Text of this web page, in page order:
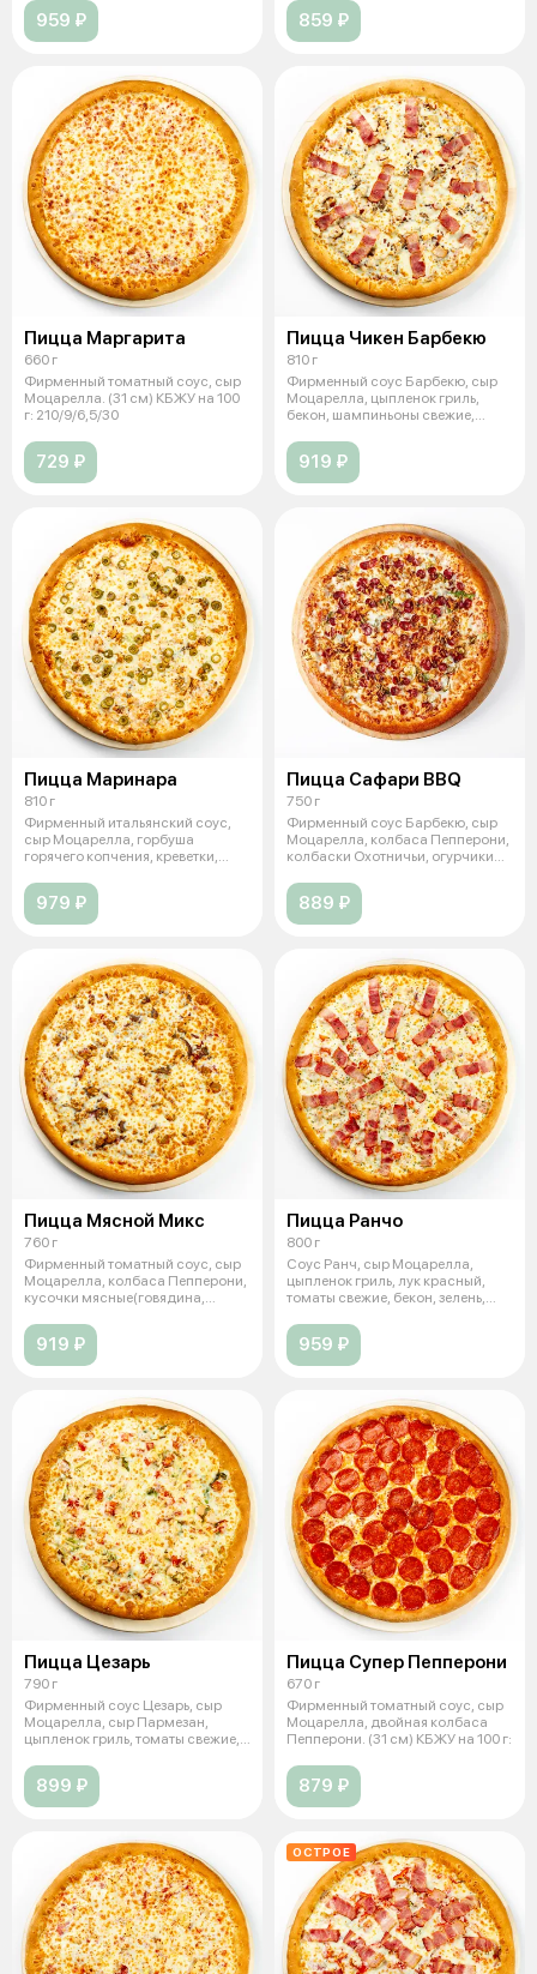
959 ₽ 859 ₽
Пицца Маргарита
660 г
Фирменный томатный соус, сыр
Моцарелла. (31 см) КБЖУ на 100
г: 210/9/6,5/30
729 ₽
Пицца Чикен Барбекю
810 г
Фирменный соус Барбекю, сыр
Моцарелла, цыпленок гриль,
бекон, шампиньоны свежие,
919 ₽
Пицца Маринара
810 г
Фирменный итальянский соус,
сыр Моцарелла, горбуша
горячего копчения, креветки,
979 ₽
Пицца Сафари BBQ
750 г
Фирменный соус Барбекю, сыр
Моцарелла, колбаса Пепперони,
колбаски Охотничьи, огурчики
889 ₽
Пицца Мясной Микс
760 г
Фирменный томатный соус, сыр
Моцарелла, колбаса Пепперони,
кусочки мясные(говядина,
919 ₽
Пицца Ранчо
800 г
Соус Ранч, сыр Моцарелла,
цыпленок гриль, лук красный,
томаты свежие, бекон, зелень,
959 ₽
Пицца Цезарь
790 г
Фирменный соус Цезарь, сыр
Моцарелла, сыр Пармезан,
цыпленок гриль, томаты свежие,
899 ₽
Пицца Супер Пепперони
670 г
Фирменный томатный соус, сыр
Моцарелла, двойная колбаса
Пепперони. (31 см) КБЖУ на 100 г:
879 ₽
ОСТРОЕ